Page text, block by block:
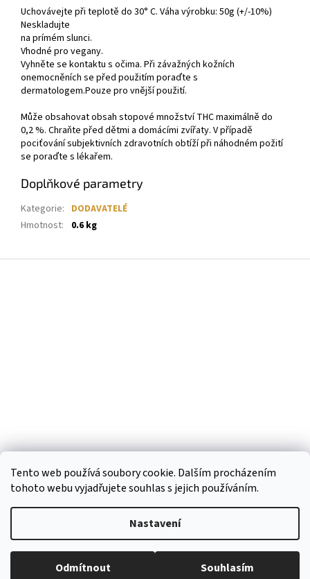
Tento web používá soubory cookie. Dalším procházením
tohoto webu vyjadřujete souhlas s jejich používáním.
Nastavení
Odmítnout Souhlasím
Uchovávejte při teplotě do 30° C. Váha výrobku: 50g (+/-10%)
Neskladujte
na prímém slunci.
Vhodné pro vegany.
Vyhněte se kontaktu s očima. Při závažných kožních
onemocněních se před použitím poraďte s
dermatologem.Pouze pro vnější použití.
Může obsahovat obsah stopové množství THC maximálně do
0,2 %. Chraňte před dětmi a domácími zvířaty. V případě
pociťování subjektivních zdravotních obtíží při náhodném požití
se poraďte s lékařem.
Doplňkové parametry
Kategorie: DODAVATELÉ
Hmotnost: 0.6 kg
Copyright 2026Regiokošík. Všechna práva vyhrazena.Upravit